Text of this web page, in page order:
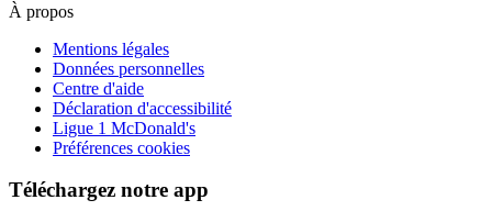
À propos
Mentions légales
Données personnelles
Centre d'aide
Déclaration d'accessibilité
Ligue 1 McDonald's
Préférences cookies
Téléchargez notre app